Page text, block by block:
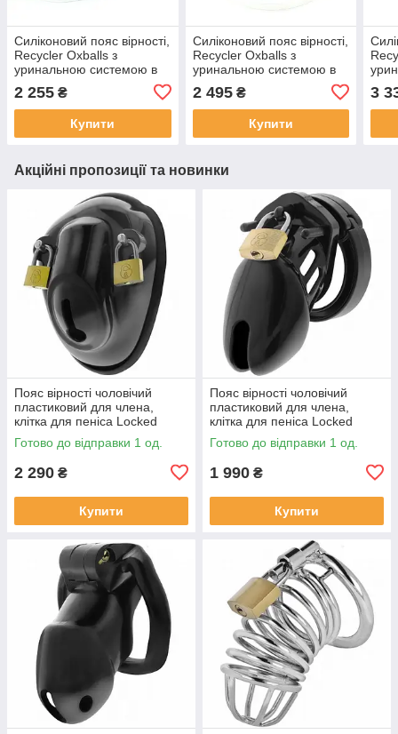
Силіконовий пояс вірності,
Recycler Oxballs з
уринальною системою в
кляп для рота, Прозорий
2 255 ₴
Купити
Силіконовий пояс вірності,
Recycler Oxballs з
уринальною системою в
кляп для рота та анальну
втулку, Чорний
2 495₴
Купити
3
Акційні пропозиції та новинки
Пояс вірності чоловічий
пластиковий для члена,
клітка для пеніса Locked
Keyless Restraint 11,5 см
Готово до відправки 1 од.
2 290 ₴
Купити
Пояс вірності чоловічий
пластиковий для члена,
клітка для пеніса Locked
Obsidian Hold S 9 см
Готово до відправки 1 од.
1 990 ₴
Купити